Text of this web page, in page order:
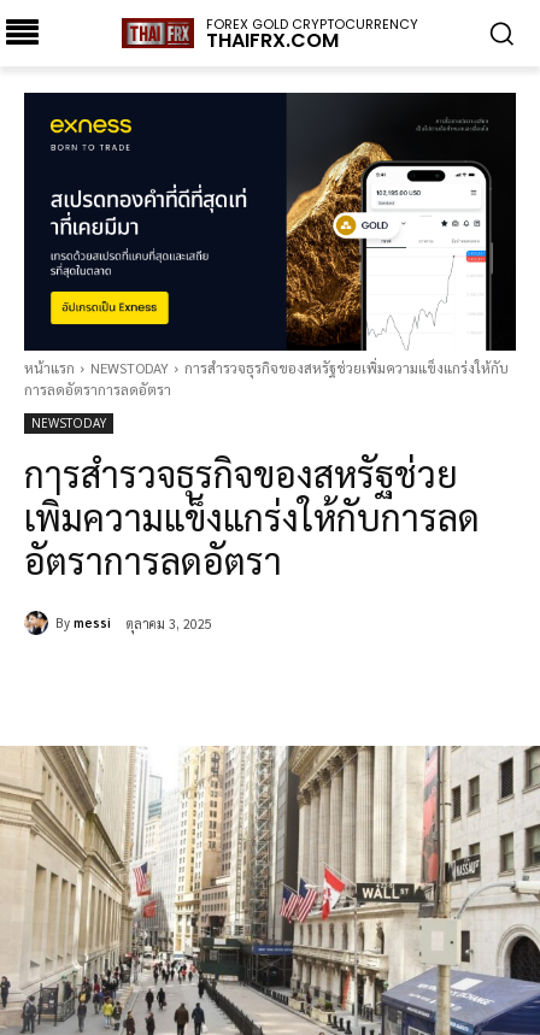
FOREX GOLD CRYPTOCURRENCY
THAIFRX.COM
หน้าแรก NEWSTODAY
การสำรวจธุรกิจของสหรัฐช่วยเพิ่มความแข็งแกร่งให้กับ
การลดอัตราการลดอัตรา
NEWSTODAY
การสำรวจธุรกิจของสหรัฐช่วย
เพิ่มความแข็งแกร่งให้กับการลด
อัตราการลดอัตรา
By messi ตุลาคม 3, 2025